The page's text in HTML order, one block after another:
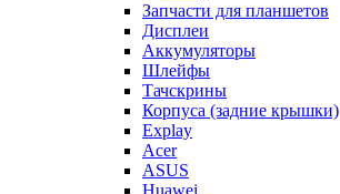
Запчасти для планшетов
Дисплеи
Аккумуляторы
Шлейфы
Тачскрины
Корпуса (задние крышки)
Explay
Acer
ASUS
Huawei